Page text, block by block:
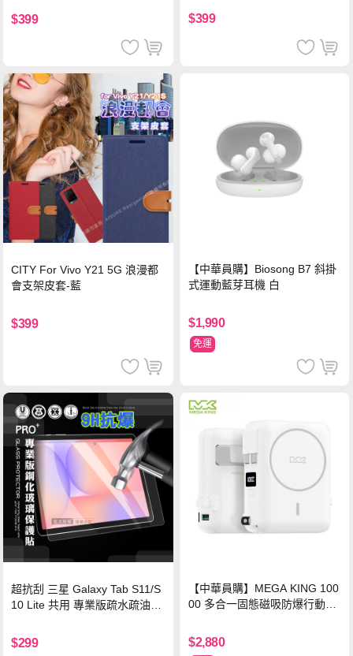
$399 $399
CITY For Vivo Y21 5G 浪漫都
會支架皮套-藍
$399
【中華員購】Biosong B7 斜掛
式運動藍芽耳機 白
$1,990
免運
超抗刮 三星 Galaxy Tab S11/S
10 Lite 共用 專業版疏水疏油9H
$299
【中華員購】MEGA KING 100
00 多合一固態磁吸防爆行動電
$2,880